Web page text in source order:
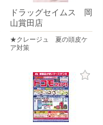
ドラッグセイムス 岡
山賞田店
★クレージュ 夏の頭皮ケ
ア対策